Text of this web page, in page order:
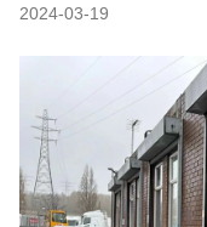
2024-03-19